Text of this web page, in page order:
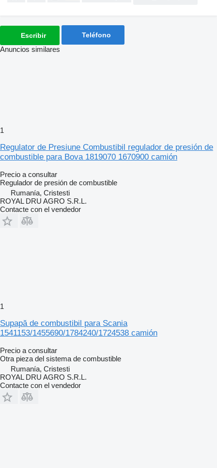
Escribir Teléfono
Anuncios similares
1
Regulator de Presiune Combustibil regulador de presión de
combustible para Bova 1819070 1670900 camión
Precio a consultar
Regulador de presión de combustible
Rumanía, Cristesti
ROYAL DRU AGRO S.R.L.
Contacte con el vendedor
1
Supapă de combustibil para Scania
1541153/1455690/1784240/1724538 camión
Precio a consultar
Otra pieza del sistema de combustible
Rumanía, Cristesti
ROYAL DRU AGRO S.R.L.
Contacte con el vendedor